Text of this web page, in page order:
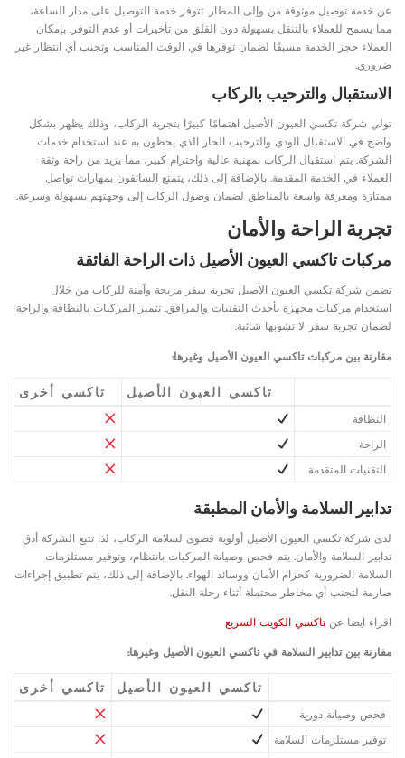
عن خدمة توصيل موثوقة من وإلى المطار. تتوفر خدمة التوصيل على مدار الساعة،
مما يسمح للعملاء بالتنقل بسهولة دون القلق من تأخيرات أو عدم التوفر. بإمكان
العملاء حجز الخدمة مسبقًا لضمان توفرها في الوقت المناسب وتجنب أي انتظار غير
ضروري.
الاستقبال والترحيب بالركاب
تولي شركة تكسي العيون الأصيل اهتمامًا كبيرًا بتجربة الركاب، وذلك يظهر بشكل
واضح في الاستقبال الودي والترحيب الحار الذي يحظون به عند استخدام خدمات
الشركة. يتم استقبال الركاب بمهنية عالية واحترام كبير، مما يزيد من راحة وثقة
العملاء في الخدمة المقدمة. بالإضافة إلى ذلك، يتمتع السائقون بمهارات تواصل
ممتازة ومعرفة واسعة بالمناطق لضمان وصول الركاب إلى وجهتهم بسهولة وسرعة.
تجربة الراحة والأمان
مركبات تاكسي العيون الأصيل ذات الراحة الفائقة
تضمن شركة تكسي العيون الأصيل تجربة سفر مريحة وآمنة للركاب من خلال
استخدام مركبات مجهزة بأحدث التقنيات والمرافق. تتميز المركبات بالنظافة والراحة
لضمان تجربة سفر لا تشوبها شائبة.
مقارنة بين مركبات تاكسي العيون الأصيل وغيرها:
تاكسي العيون الأصيل تاكسي أخرى
النظافة
الراحة
التقنيات المتقدمة
تدابير السلامة والأمان المطبقة
لدى شركة تكسي العيون الأصيل أولوية قصوى لسلامة الركاب، لذا تتبع الشركة أدق
تدابير السلامة والأمان. يتم فحص وصيانة المركبات بانتظام، وتوفير مستلزمات
السلامة الضرورية كحزام الأمان ووسائد الهواء. بالإضافة إلى ذلك، يتم تطبيق إجراءات
صارمة لتجنب أي مخاطر محتملة أثناء رحلة النقل.
اقراء ايضا عن تاكسي الكويت السريع
مقارنة بين تدابير السلامة في تاكسي العيون الأصيل وغيرها:
تاكسي العيون الأصيل تاكسي أخرى
فحص وصيانة دورية
توفير مستلزمات السلامة